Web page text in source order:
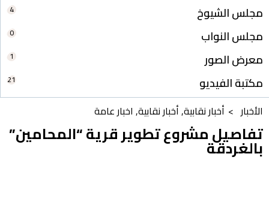
مجلس الشيوخ 4
مجلس النواب 0
معرض الصور 1
مكتبة الفيديو 21
الأخبار > أخبار نقابية,أخبار نقابية, اخبار عامة
تفاصيل مشروع تطوير قرية “المحامين”
بالغردقة